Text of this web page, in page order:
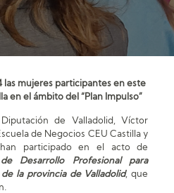
las mujeres participantes en este
en el ámbito del “Plan Impulso”
de Valladolid, Víctor
de Negocios CEU Castilla y
han participado en el acto de
Desarrollo Profesional para
la provincia de Valladolid, que